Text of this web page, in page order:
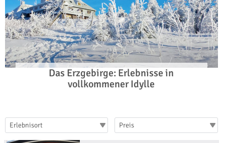
Das Erzgebirge: Erlebnisse in
vollkommener Idylle
Erlebnisort Preis